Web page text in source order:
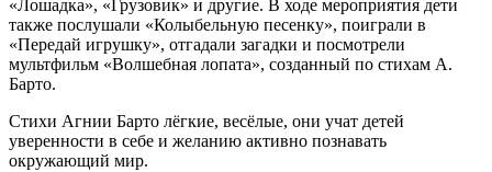
«Лошадка», «Грузовик» и другие. В ходе мероприятия дети
также послушали «Колыбельную песенку», поиграли в
«Передай игрушку», отгадали загадки и посмотрели
мультфильм «Волшебная лопата», созданный по стихам А.
Барто.
Стихи Агнии Барто лёгкие, весёлые, они учат детей
уверенности в себе и желанию активно познавать
окружающий мир.